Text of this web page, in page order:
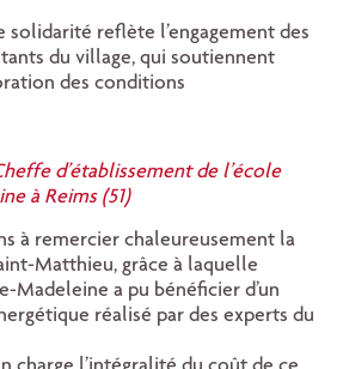
solidarité reflète l’engagement des
du village, qui soutiennent
des conditions
à remercier chaleureusement la
Matthieu, grâce à laquelle
Madeleine a pu bénéficier d’un
réalisé par des experts du
d’établissement de l’école
à Reims (51)